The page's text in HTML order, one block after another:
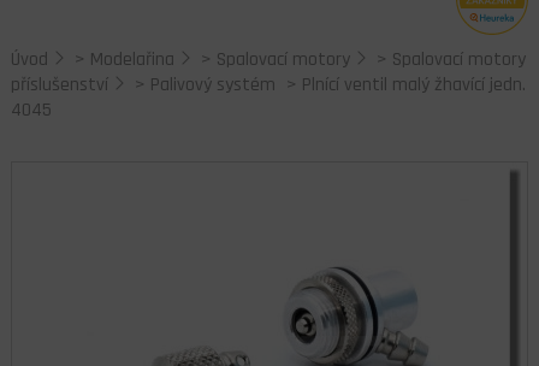
Úvod > Modelařina > Spalovací motory > Spalovací motory
příslušenství
> Palivový systém > Plnící ventil malý žhavící jedn.
4045